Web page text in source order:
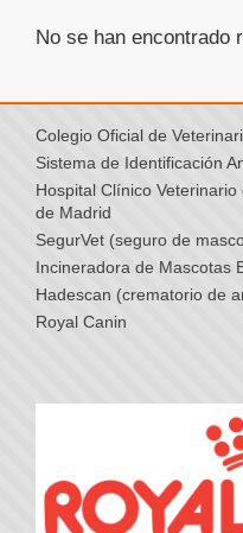
No se han encontrado
Colegio Oficial de
Sistema de Identificación
Hospital Clínico
de Madrid
SegurVet (seguro de
Incineradora de Mascotas
Hadescan (crematorio de
Royal Canin